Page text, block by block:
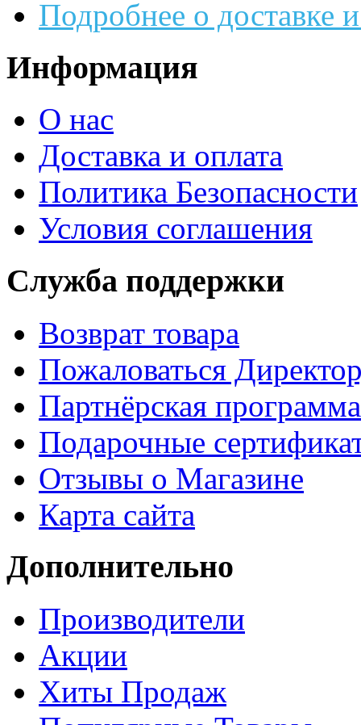
Подробнее о доставке
Информация
О нас
Доставка и оплата
Политика Безопасности
Условия соглашения
Служба поддержки
Возврат товара
Пожаловаться
Партнёрская программа
Подарочные
Отзывы о Магазине
Карта сайта
Дополнительно
Производители
Акции
Хиты Продаж